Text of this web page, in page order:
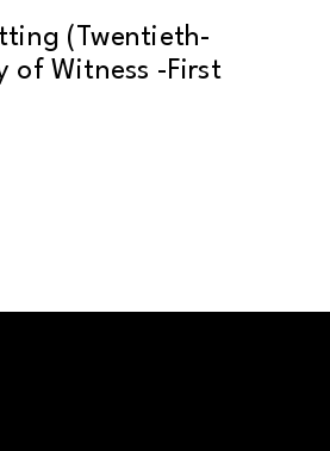
(Twentieth-
of Witness -First